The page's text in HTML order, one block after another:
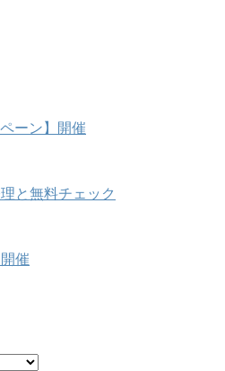
ーン】開催
と無料チェック
催